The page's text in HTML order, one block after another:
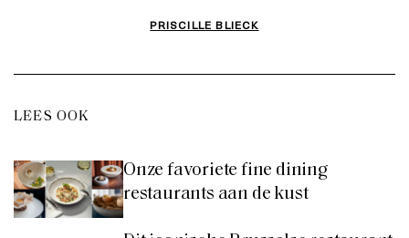
PRISCILLE BLIECK
LEES OOK
Onze favoriete fine dining
restaurants aan de kust